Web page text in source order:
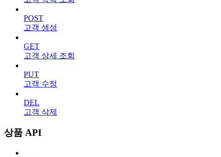
POST
고객 생성
GET
고객 상세 조회
PUT
고객 수정
DEL
고객 삭제
상품 API